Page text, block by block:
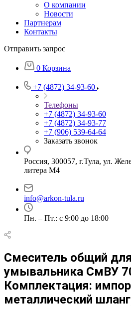
О компании
Новости
Партнерам
Контакты
Отправить запрос
0 Корзина
+7 (4872) 34-93-60
Телефоны
+7 (4872) 34-93-60
+7 (4872) 34-93-77
+7 (906) 539-64-64
Заказать звонок
Россия, 300057, г.Тула, ул.
литера М4
info@arkon-tula.ru
Пн. – Пт.: с 9:00 до 18:00
Смеситель общий
умывальника СмВУ
Комплектация:
металлический